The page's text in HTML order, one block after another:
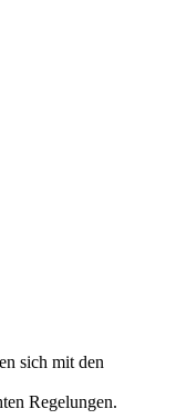
sich mit den
Regelungen.